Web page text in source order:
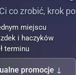
co zrobić, krok
miejscu
i haczyków
terminu
promocje ↓